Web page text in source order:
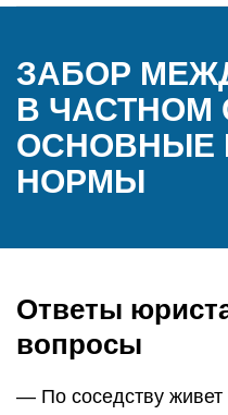
ЗАБОР
В ЧАСТНОМ
ОСНОВНЫЕ
НОРМЫ
Ответы
вопросы
— По соседству